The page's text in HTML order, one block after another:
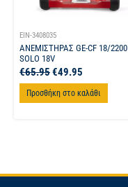
EIN-3408035
ΑΝΕΜΙΣΤΗΡΑΣ GE-CF 18/2200
SOLO 18V
€65.95€49.95
Προσθήκη στο καλάθι